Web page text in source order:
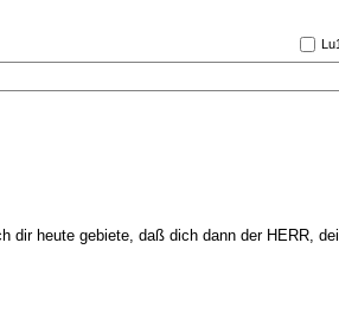
dir heute gebiete, daß dich dann der HERR,